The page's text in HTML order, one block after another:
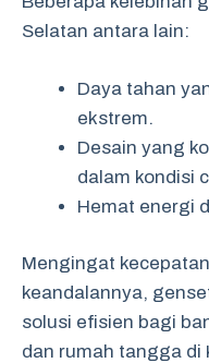
Selatan antara lain:
Daya tahan
ekstrem.
Desain yang
dalam kondisi
Hemat energi
Mengingat
keandalannya,
solusi efisien bagi
dan rumah tangga di